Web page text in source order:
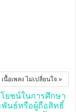
เนื้อเพลง ไม่เปลี่ยนใจ »
ยชน์ในการศึกษา
พันธ์หรือผู้ถือสิทธิ์